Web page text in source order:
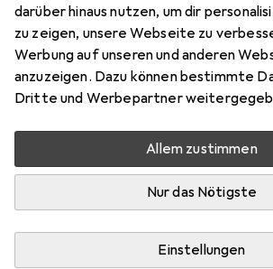
darüber hinaus nutzen, um dir
zu zeigen, unsere Webseite zu
Werbung auf unseren und anderen
anzuzeigen. Dazu können bestimmte
Dritte und Werbepartner
Allem zustimmen
Nur das Nötigste
Einstellungen
6
Bewertungen Marke
Mehr
Mehr als 10 Stück an Lager beim
Benachrichtigen, wenn schneller
Lieferort angeben für genaue
In den Warenkorb